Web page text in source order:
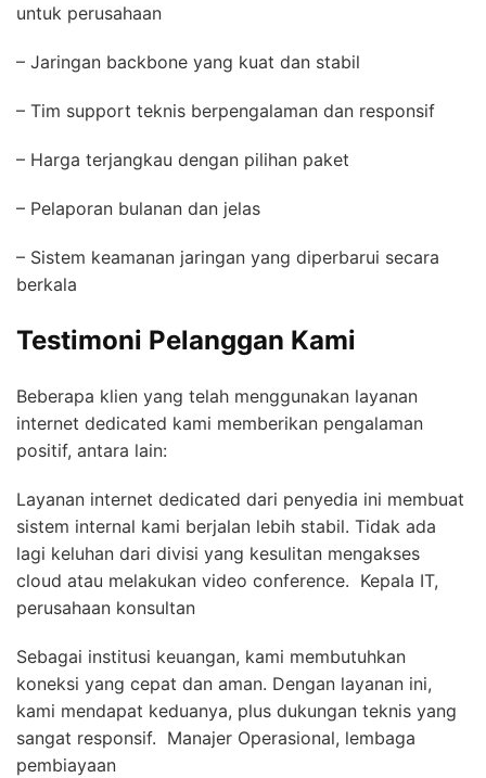
untuk perusahaan
– Jaringan backbone yang kuat dan stabil
– Tim support teknis berpengalaman dan responsif
– Harga terjangkau dengan pilihan paket
– Pelaporan bulanan dan jelas
– Sistem keamanan jaringan yang diperbarui secara
berkala
Testimoni Pelanggan Kami
Beberapa klien yang telah menggunakan layanan
internet dedicated kami memberikan pengalaman
positif, antara lain:
Layanan internet dedicated dari penyedia ini membuat
sistem internal kami berjalan lebih stabil. Tidak ada
lagi keluhan dari divisi yang kesulitan mengakses
cloud atau melakukan video conference.  Kepala IT,
perusahaan konsultan
Sebagai institusi keuangan, kami membutuhkan
koneksi yang cepat dan aman. Dengan layanan ini,
kami mendapat keduanya, plus dukungan teknis yang
sangat responsif.  Manajer Operasional, lembaga
pembiayaan